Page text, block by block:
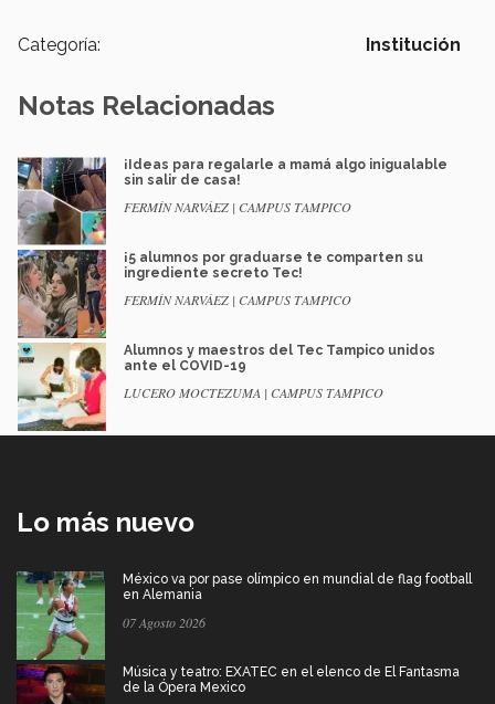
Categoría: Institución
Notas Relacionadas
¡Ideas para regalarle a mamá algo inigualable
sin salir de casa!
FERMÍN NARVÁEZ | CAMPUS TAMPICO
¡5 alumnos por graduarse te comparten su
ingrediente secreto Tec!
FERMÍN NARVÁEZ | CAMPUS TAMPICO
Alumnos y maestros del Tec Tampico unidos
ante el COVID-19
LUCERO MOCTEZUMA | CAMPUS TAMPICO
Lo más nuevo
México va por pase olímpico en mundial de flag football
en Alemania
07 Agosto 2026
Música y teatro: EXATEC en el elenco de El Fantasma
de la Ópera Mexico